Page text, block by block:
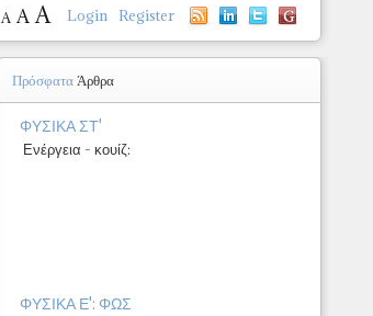
Login Register
A A A
ΠρόσφαταΆρθρα
ΦΥΣΙΚΑ ΣΤ'
Ενέργεια - κουίζ:
ΦΥΣΙΚΑ Ε': ΦΩΣ